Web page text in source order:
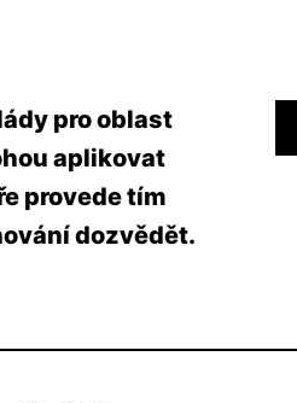
pro oblast
aplikovat
provede tím
dozvědět.